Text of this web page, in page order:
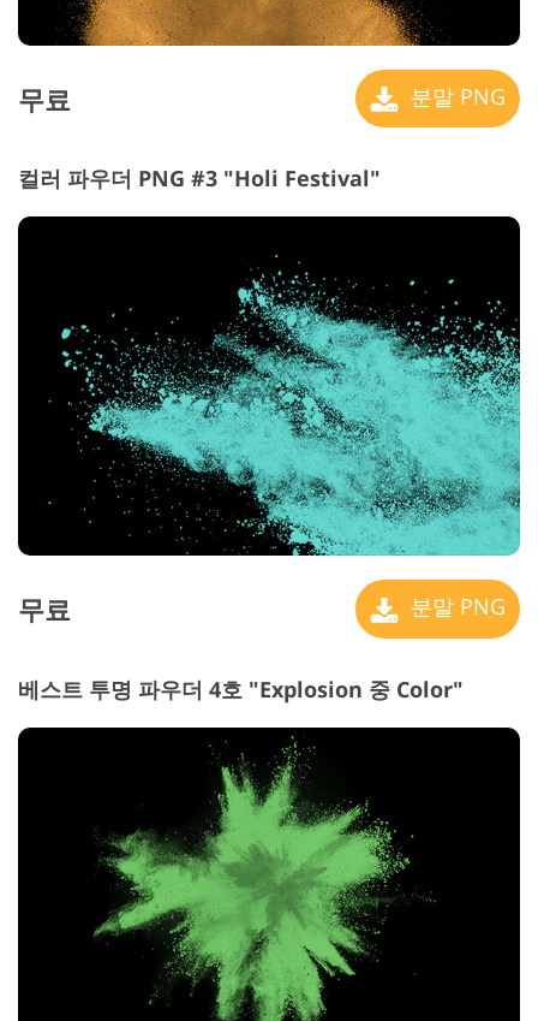
무료 분말 PNG
컬러 파우더 PNG #3 "Holi Festival"
무료 분말 PNG
베스트 투명 파우더 4호 "Explosion 중 Color"